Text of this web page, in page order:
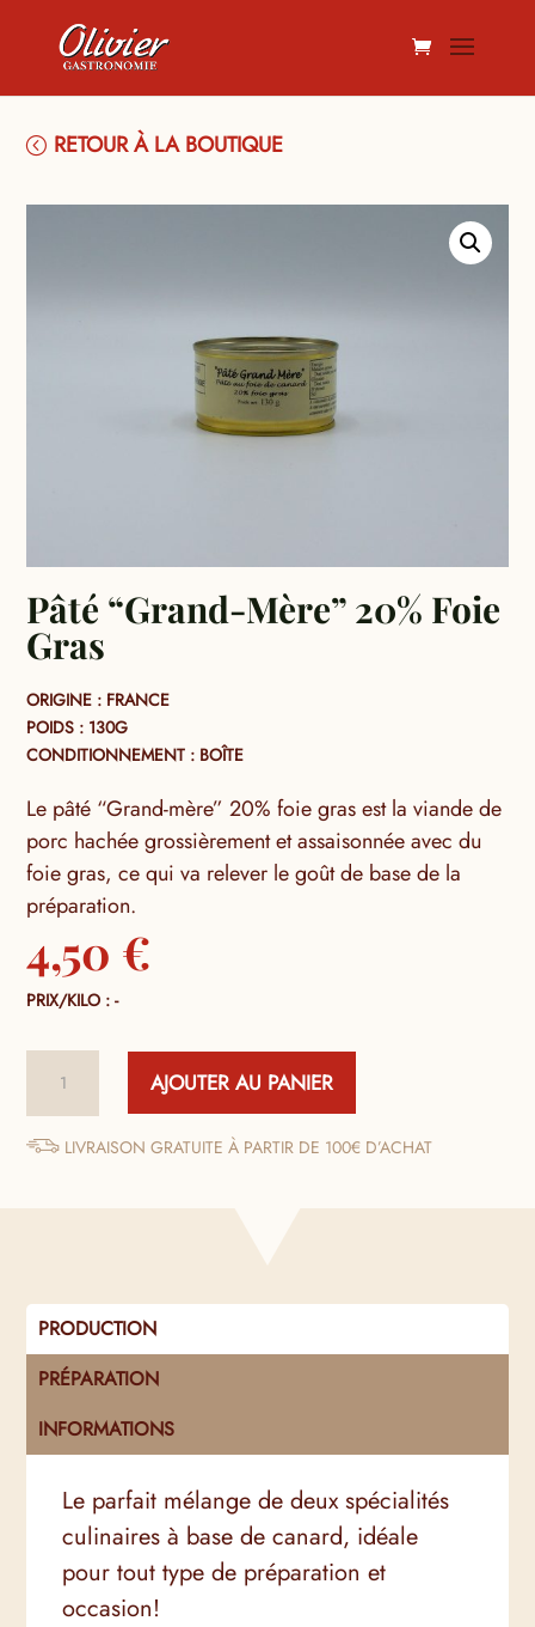
RETOUR À LA BOUTIQUE
Pâté “Grand-Mère” 20% Foie
Gras
ORIGINE : FRANCE
POIDS : 130G
CONDITIONNEMENT : BOÎTE
Le pâté “Grand-mère” 20% foie gras est la viande de
porc hachée grossièrement et assaisonnée avec du
foie gras, ce qui va relever le goût de base de la
préparation.
4,50 €
PRIX/KILO : -
Pâté
“Grand-
AJOUTER AU PANIER
LIVRAISON GRATUITE À PARTIR DE 100€ D’ACHAT
PRODUCTION
PRÉPARATION
INFORMATIONS
Le parfait mélange de deux spécialités
culinaires à base de canard, idéale
pour tout type de préparation et
occasion!